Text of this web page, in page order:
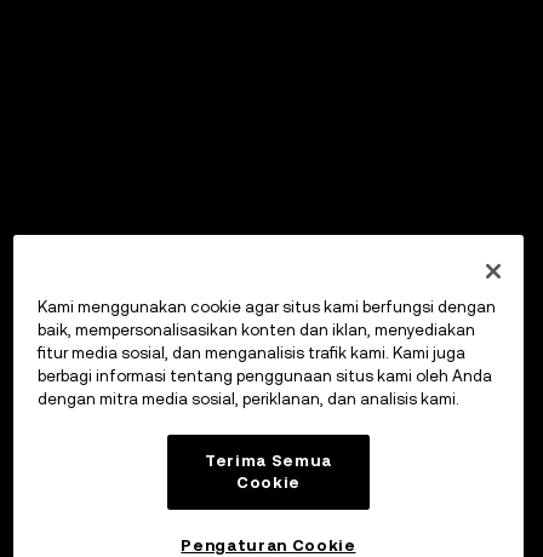
Kami menggunakan cookie agar situs kami berfungsi dengan
baik, mempersonalisasikan konten dan iklan, menyediakan
fitur media sosial, dan menganalisis trafik kami. Kami juga
berbagi informasi tentang penggunaan situs kami oleh Anda
dengan mitra media sosial, periklanan, dan analisis kami.
Terima Semua
Cookie
Pengaturan Cookie